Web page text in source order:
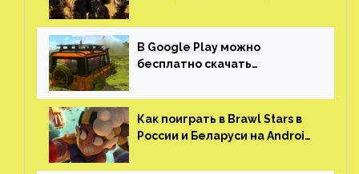
(никаких MMO)
В Google Play можно
бесплатно скачать
открытым миром, прокачкой,
гонками и тюнингом машины
Как поиграть в Brawl Stars в
России и Беларуси на Android